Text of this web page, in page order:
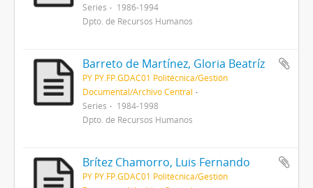
Series
1986-1994
Dpto. de Recursos Humanos
Barreto de Martínez, Gloria Beatríz
PY PY.FP.GDAC01 Politécnica/Gestión
Documental/Archivo Central
Series
1984-1998
Dpto. de Recursos Humanos
Brítez Chamorro, Luis Fernando
PY PY.FP.GDAC01 Politécnica/Gestión